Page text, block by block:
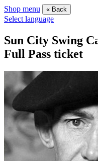
Shop menu « Back
Select language
Sun City Swing
Full Pass ticket